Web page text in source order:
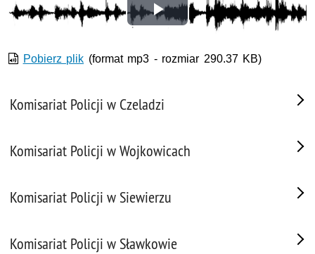
Odtwórz
wideo
Pobierz plik (format mp3 - rozmiar 290.37 KB)
Komisariat Policji w Czeladzi
Komisariat Policji w Wojkowicach
Komisariat Policji w Siewierzu
Komisariat Policji w Sławkowie